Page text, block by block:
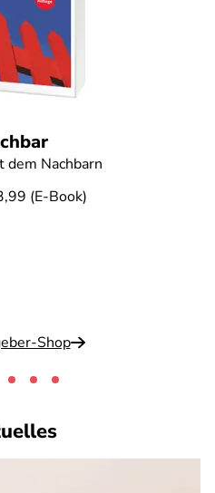
dem Nachbarn
(E-Book)
Shop